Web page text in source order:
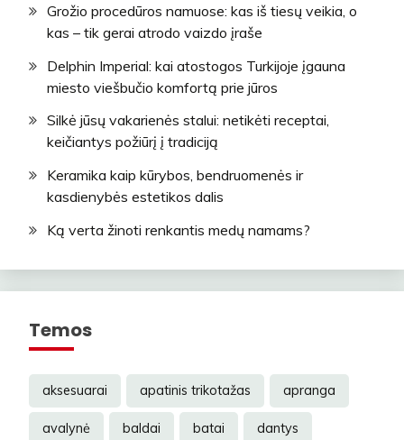
Grožio procedūros namuose: kas iš tiesų veikia, o
kas – tik gerai atrodo vaizdo įraše
Delphin Imperial: kai atostogos Turkijoje įgauna
miesto viešbučio komfortą prie jūros
Silkė jūsų vakarienės stalui: netikėti receptai,
keičiantys požiūrį į tradiciją
Keramika kaip kūrybos, bendruomenės ir
kasdienybės estetikos dalis
Ką verta žinoti renkantis medų namams?
Temos
aksesuarai apatinis trikotažas apranga
avalynė baldai batai dantys